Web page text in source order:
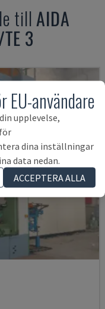
tillAIDA
3
EU-användare
upplevelse,
dina inställningar
data nedan.
ACCEPTERA ALLA